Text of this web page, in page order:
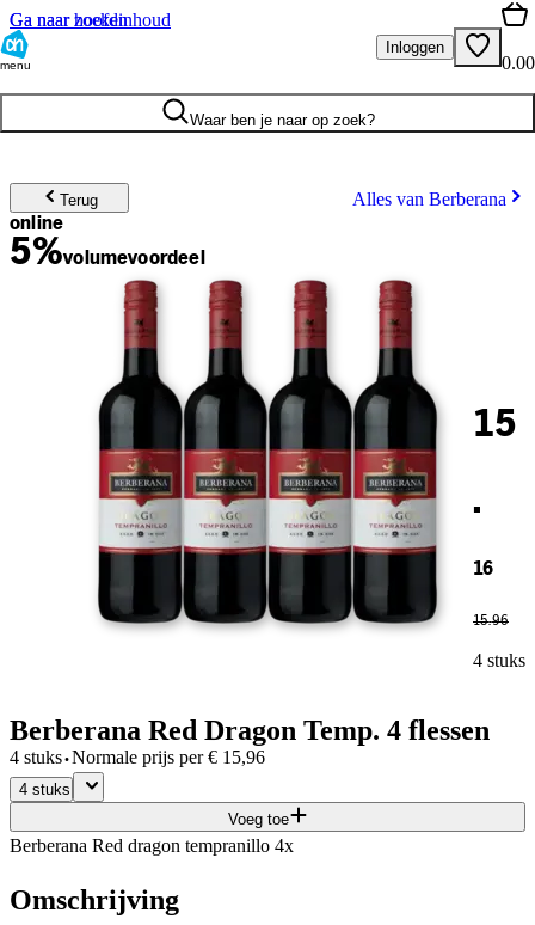
Ga naar hoofdinhoud
Ga naar zoeken
menu
Inloggen
0.00
Waar ben je naar op zoek?
Terug Alles van Berberana
online
5%volumevoordeel
15
.
16
15.96
4 stuks
Berberana Red Dragon Temp. 4 flessen
4 stuks·Normale prijs per € 15,96
4 stuks
Voeg toe
Berberana Red dragon tempranillo 4x
Omschrijving